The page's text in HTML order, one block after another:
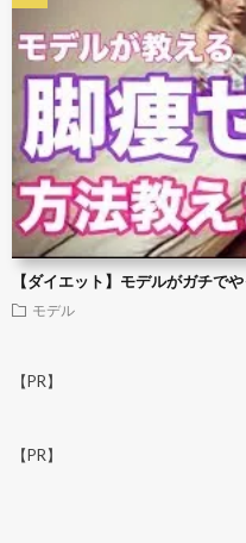
【ダイエット】モデルがガチで
モデル
【PR】
【PR】